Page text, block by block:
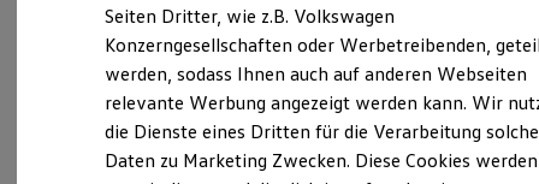
ID. Software Versionen und Updates
Digitale Extras
Schnittstellen zu Ihrem ID.
Hybridautos
Marke und Erlebnis
Volkswagen R und R Experience
R-Modelle
02581/789770
Ansprechpartner
Seiten Dritter, wie z.B. Volkswagen
Konzerngesellschaften oder Werbetreibenden,
werden, sodass Ihnen auch auf anderen Webseiten
relevante Werbung angezeigt werden kann. Wir
die Dienste eines Dritten für die Verarbeitung
Daten zu Marketing Zwecken. Diese Cookies